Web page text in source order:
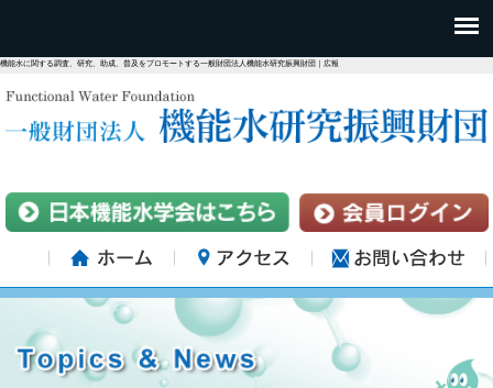
機能水に関する調査、研究、助成、普及をプロモートする一般財団法人機能水研究振興財団｜広報